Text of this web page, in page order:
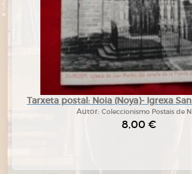
Tarxeta postal: Noia (Noya)- Igrexa
Autor: Coleccionismo Postais de
8,00 €